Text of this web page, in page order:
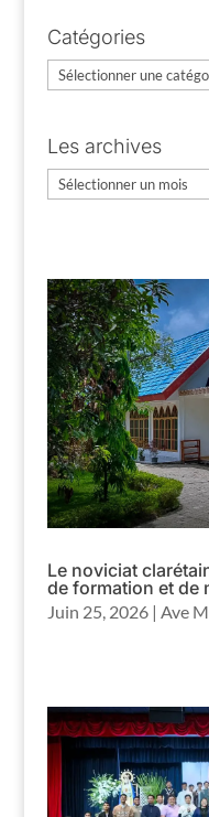
Catégories
Catégories
Les archives
Les
Le noviciat
de formation et de
Juin 25, 2026| Ave